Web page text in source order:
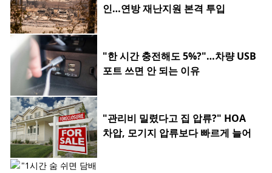
인…연방 재난지원 본격 투입
"한 시간 충전해도 5%?"…차량 USB
포트 쓰면 안 되는 이유
"관리비 밀렸다고 집 압류?" HOA
차압, 모기지 압류보다 빠르게 늘어